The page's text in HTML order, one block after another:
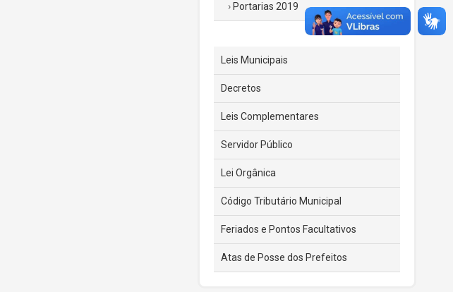
Portarias 2019
Leis Municipais
Decretos
Leis Complementares
Servidor Público
Lei Orgânica
Código Tributário Municipal
Feriados e Pontos Facultativos
Atas de Posse dos Prefeitos